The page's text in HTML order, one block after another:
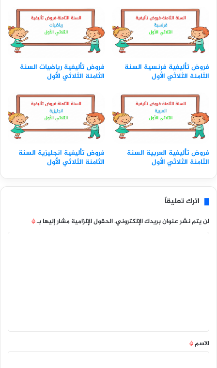
فروض تأليفية فرنسية السنة
الثامنة الثلاثي الأول
فروض تأليفية رياضيات السنة
الثامنة الثلاثي الأول
فروض تأليفية العربية السنة
الثامنة الثلاثي الأول
فروض تأليفية انجليزية السنة
الثامنة الثلاثي الأول
اترك تعليقاً
لن يتم نشر عنوان بريدك الإلكتروني.الحقول الإلزامية مشار إليها بـ*
*
الاسم*